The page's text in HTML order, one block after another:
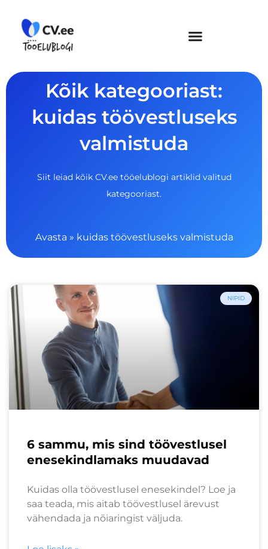
content
Kõik kategooriast:
kuidas töövestluseks
valmistuda
Siit leiad kõik CV.ee tööelublogi artiklid valitud
kategooriast.
Avasta » kuidas töövestluseks valmistuda
NIPID
6 sammu, mis sind töövestlusel
enesekindlamaks muudavad
Kuidas olla töövestlusel enesekindel? Loe ja
saa teada, mis aitab töövestlusel ärevust
vähendada ja nõiaringist väljuda.